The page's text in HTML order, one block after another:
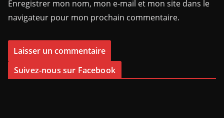
Enregistrer mon nom, mon e-mail et mon site dans le
navigateur pour mon prochain commentaire.
Suivez-nous sur Facebook